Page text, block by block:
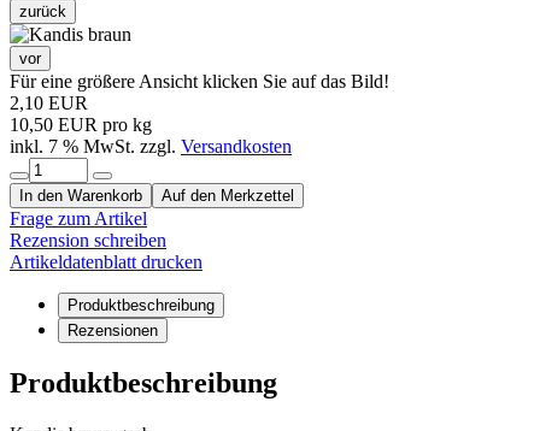
zurück
vor
Für eine größere Ansicht klicken Sie auf das Bild!
2,10 EUR
10,50 EUR pro kg
inkl. 7 % MwSt. zzgl. Versandkosten
In den Warenkorb Auf den Merkzettel
Frage zum Artikel
Rezension schreiben
Artikeldatenblatt drucken
Produktbeschreibung
Rezensionen
Produktbeschreibung